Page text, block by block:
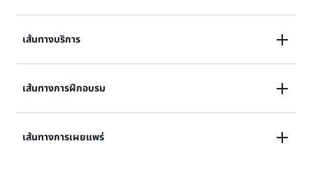
(การตรวจสอบทางเทคนิคขั้นพื้นฐานของ AWS)
สำหรับองค์กรที่พัฒนาอุปกรณ์ฮาร์ดแวร์ซึ่งทำงานกับ
ประเมินคุณสมบัติอุปกรณ์ของ AWS)
เส้นทางบริการ
สำหรับองค์กรที่ให้บริการด้านการให้คำปรึกษา บริการ
เนอร์บริการของ AWS)
เส้นทางการฝึกอบรม
สำหรับองค์กรที่ขาย ส่งมอบ หรือรวมการฝึกอบรมของ
เส้นทางการเผยแพร่